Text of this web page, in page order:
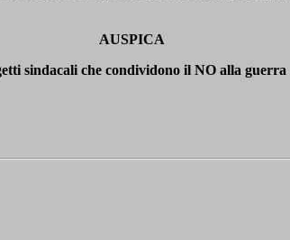
AUSPICA
sindacali che condividono il NO alla guerra